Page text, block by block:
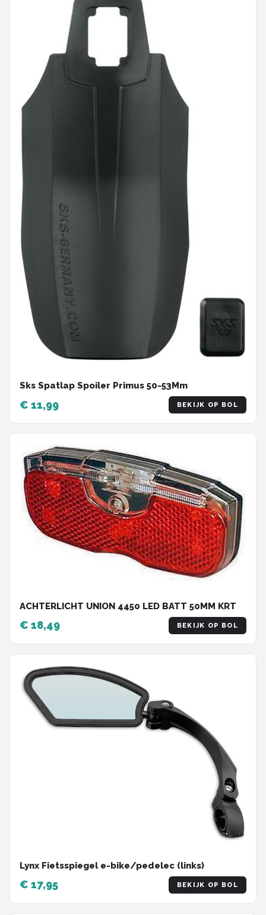
Sks Spatlap Spoiler Primus 50-53Mm
€ 11,99 BEKIJK OP BOL
ACHTERLICHT UNION 4450 LED BATT 50MM KRT
€ 18,49 BEKIJK OP BOL
Lynx Fietsspiegel e-bike/pedelec (links)
€ 17,95 BEKIJK OP BOL